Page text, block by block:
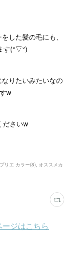
した髪の毛にも、
す(°▽°)
りたいみたいなの
w
ださいw
リエ カラー(8) オススメカ